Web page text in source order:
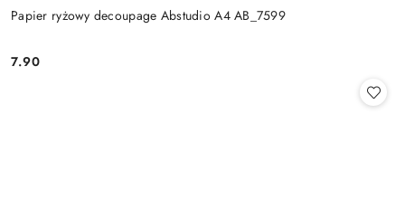
Papier ryżowy decoupage Abstudio A4 AB_7599
Cena:
7.90